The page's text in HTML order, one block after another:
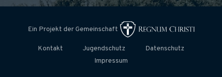
Ein Projekt der Gemeinschaft
Kontakt Jugendschutz
Datenschutz
Impressum